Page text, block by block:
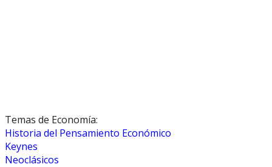
Temas de Economía:
Historia del Pensamiento Económico
Keynes
Neoclásicos